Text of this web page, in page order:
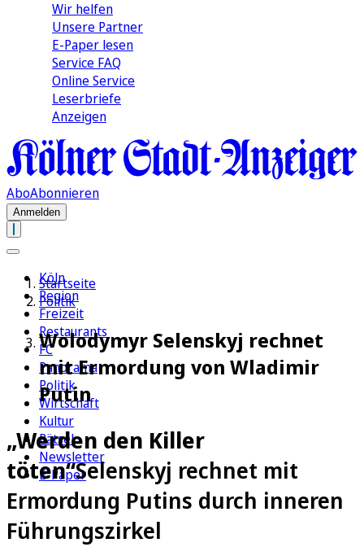
Wir helfen
Unsere Partner
E-Paper lesen
Service FAQ
Online Service
Leserbriefe
Anzeigen
AboAbonnieren
Anmelden
Köln
Region
Freizeit
Restaurants
FC
Panorama
Politik
Wirtschaft
Kultur
Rätsel
Newsletter
E-Paper
Startseite
Politik
Wolodymyr Selenskyj rechnet
mit Ermordung von Wladimir
Putin
„Werden den Killer
töten“Selenskyj rechnet mit
Ermordung Putins durch inneren
Führungszirkel